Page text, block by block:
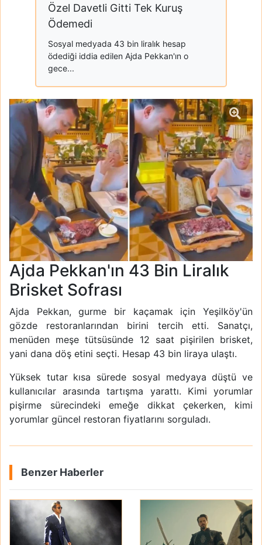
Özel Davetli Gitti Tek Kuruş
Ödemedi
Sosyal medyada 43 bin liralık hesap
ödediği iddia edilen Ajda Pekkan'ın o
gece...
Ajda Pekkan'ın 43 Bin Liralık
Brisket Sofrası
Ajda Pekkan, gurme bir kaçamak için Yeşilköy'ün
gözde restoranlarından birini tercih etti. Sanatçı,
menüden meşe tütsüsünde 12 saat pişirilen brisket,
yani dana döş etini seçti. Hesap 43 bin liraya ulaştı.
Yüksek tutar kısa sürede sosyal medyaya düştü ve
kullanıcılar arasında tartışma yarattı. Kimi yorumlar
pişirme sürecindeki emeğe dikkat çekerken, kimi
yorumlar güncel restoran fiyatlarını sorguladı.
Benzer Haberler